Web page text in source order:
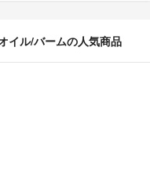
イル/バームの人気商品